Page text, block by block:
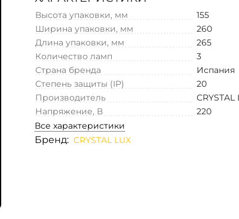
Высота упаковки, мм
155
Ширина упаковки, мм
260
Длина упаковки, мм
265
Количество ламп
3
Страна бренда
Испания
Степень защиты (IP)
20
Производитель
CRYSTAL
Напряжение, В
220
Все характеристики
Бренд: CRYSTAL LUX